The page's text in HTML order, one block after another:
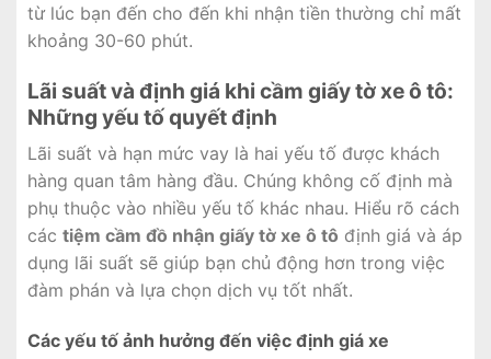
từ lúc bạn đến cho đến khi nhận tiền thường chỉ mất
khoảng 30-60 phút.
Lãi suất và định giá khi cầm giấy tờ xe ô tô:
Những yếu tố quyết định
Lãi suất và hạn mức vay là hai yếu tố được khách
hàng quan tâm hàng đầu. Chúng không cố định mà
phụ thuộc vào nhiều yếu tố khác nhau. Hiểu rõ cách
các tiệm cầm đồ nhận giấy tờ xe ô tô định giá và áp
dụng lãi suất sẽ giúp bạn chủ động hơn trong việc
đàm phán và lựa chọn dịch vụ tốt nhất.
Các yếu tố ảnh hưởng đến việc định giá xe